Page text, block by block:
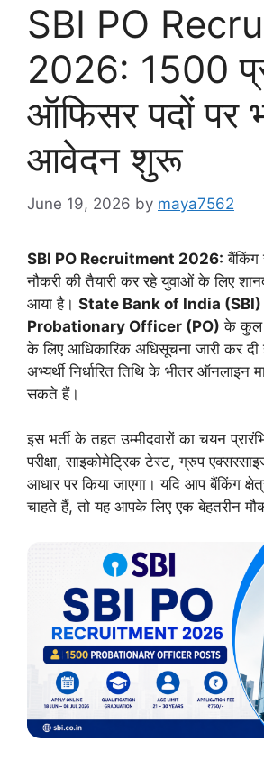
SBI PO
2026: 1500
ऑफिसर पदों पर
आवेदन शुरू
June 19, 2026 by maya7562
SBI PO Recruitment 2026: बैंकिंग
नौकरी की तैयारी कर रहे युवाओं के लिए
आया है। State Bank of India (SBI)
Probationary Officer (PO) के कुल
के लिए आधिकारिक अधिसूचना जारी कर
अभ्यर्थी निर्धारित तिथि के भीतर
सकते हैं।
इस भर्ती के तहत उम्मीदवारों का चयन
परीक्षा, साइकोमेट्रिक टेस्ट, ग्रुप
आधार पर किया जाएगा। यदि आप बैंकिंग
चाहते हैं, तो यह आपके लिए एक बेहतरीन